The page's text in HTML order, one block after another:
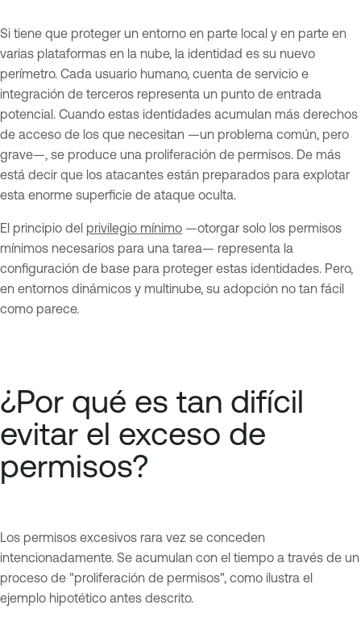
Si tiene que proteger un entorno en parte local y en parte en
varias plataformas en la nube, la identidad es su nuevo
perímetro. Cada usuario humano, cuenta de servicio e
integración de terceros representa un punto de entrada
potencial. Cuando estas identidades acumulan más derechos
de acceso de los que necesitan —un problema común, pero
grave—, se produce una proliferación de permisos. De más
está decir que los atacantes están preparados para explotar
esta enorme superficie de ataque oculta.
El principio del privilegio mínimo —otorgar solo los permisos
mínimos necesarios para una tarea— representa la
configuración de base para proteger estas identidades. Pero,
en entornos dinámicos y multinube, su adopción no tan fácil
como parece.
¿Por qué es tan difícil
evitar el exceso de
permisos?
Los permisos excesivos rara vez se conceden
intencionadamente. Se acumulan con el tiempo a través de un
proceso de "proliferación de permisos", como ilustra el
ejemplo hipotético antes descrito.